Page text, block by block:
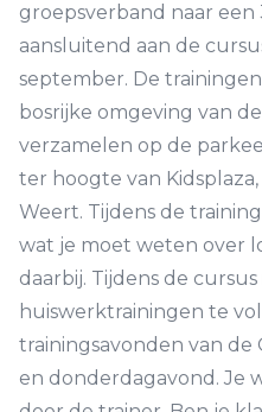
groepsverband naar een
aansluitend aan de
september. De
bosrijke omgeving van
verzamelen op de
ter hoogte van
Weert. Tijdens de
wat je moet weten over
daarbij. Tijdens de
huiswerktrainingen te
trainingsavonden van de
en donderdagavond. Je